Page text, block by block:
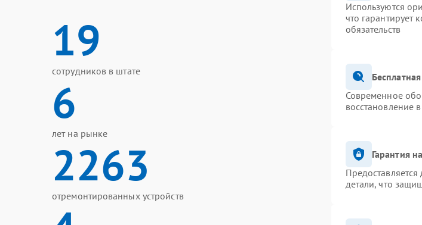
19
сотрудников в штате
6
лет на рынке
2263
отремонтированных устройств
Используются
что гарантирует
обязательств
Современное
восстановление
Гарантия
детали, что